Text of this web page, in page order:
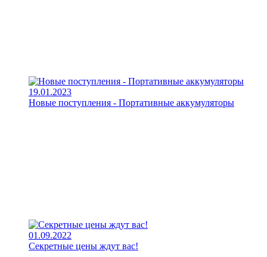
19.01.2023
Новые поступления - Портативные аккумуляторы
01.09.2022
Секретные цены ждут вас!